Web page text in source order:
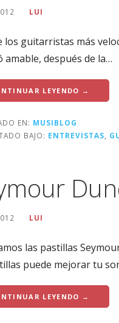
LUI
los guitarristas más
amable, después de la…
LEYENDO →
EN: MUSIBLOG
BAJO: ENTREVISTAS
LUI
las pastillas
puede mejorar tu
LEYENDO →